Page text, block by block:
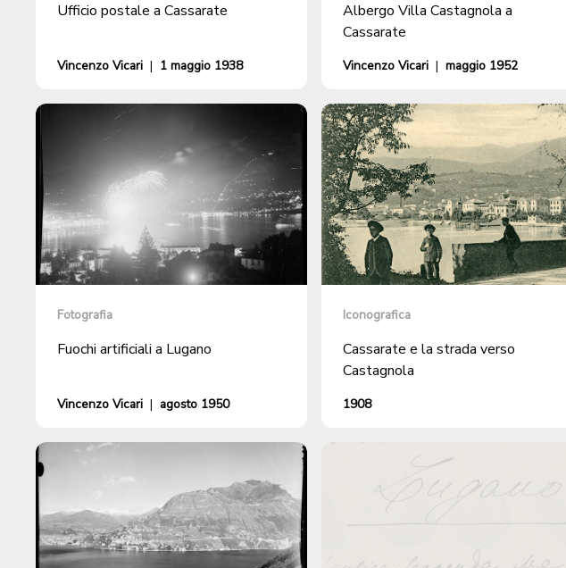
Ufficio postale a Cassarate
Vincenzo Vicari | 1 maggio 1938
Albergo Villa Castagnola a
Cassarate
Vincenzo Vicari | maggio 1952
Fotografia
Fuochi artificiali a Lugano
Vincenzo Vicari | agosto 1950
Iconografica
Cassarate e la strada verso
Castagnola
1908